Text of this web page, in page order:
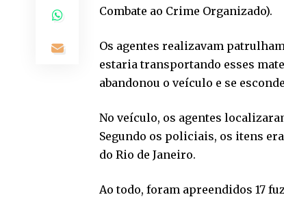
Combate ao Crime Organizado).
Os agentes realizavam
estaria transportando esses
abandonou o veículo e se
No veículo, os agentes
Segundo os policiais, os itens
do Rio de Janeiro.
Ao todo, foram apreendidos 17